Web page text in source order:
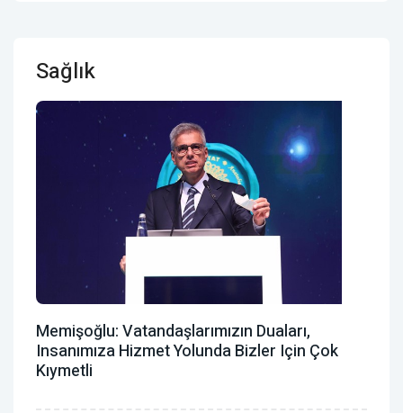
Sağlık
Memişoğlu: Vatandaşlarımızın Duaları,
Insanımıza Hizmet Yolunda Bizler Için Çok
Kıymetli